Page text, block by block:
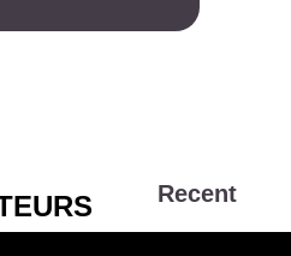
Recent